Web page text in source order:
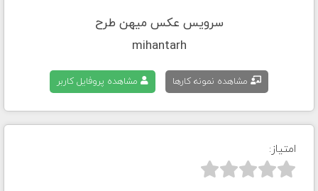
سرویس عکس میهن طرح
mihantarh
مشاهده نمونه کارها مشاهده پروفایل کاربر
امتیاز:


